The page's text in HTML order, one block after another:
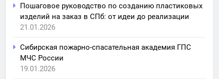
Пошаговое руководство по созданию пластиковых
изделий на заказ в СПб: от идеи до реализации
21.01.2026
Сибирская пожарно-спасательная академия ГПС
МЧС России
19.01.2026